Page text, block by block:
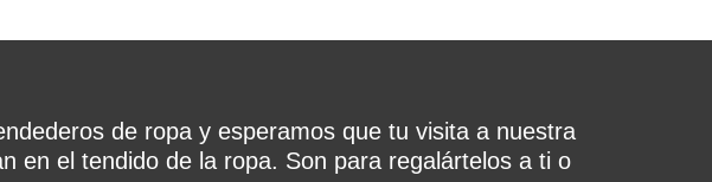
de ropa y esperamos que tu visita a nuestra
en el tendido de la ropa. Son para regalártelos a ti o